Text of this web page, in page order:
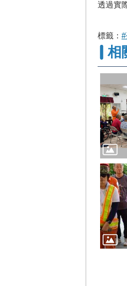
透過實
標籤：
相